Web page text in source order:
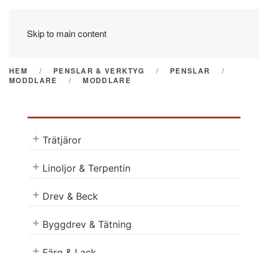
Skip to main content
HEM PENSLAR & VERKTYG
PENSLAR
MODDLARE
MODDLARE
Trätjäror
Linoljor & Terpentin
Drev & Beck
Byggdrev & Tätning